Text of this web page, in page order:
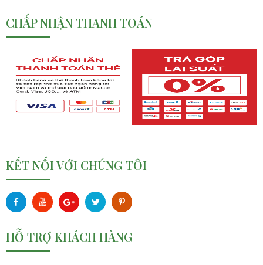
CHẤP NHẬN THANH TOÁN
KẾT NỐI VỚI CHÚNG TÔI
HỖ TRỢ KHÁCH HÀNG